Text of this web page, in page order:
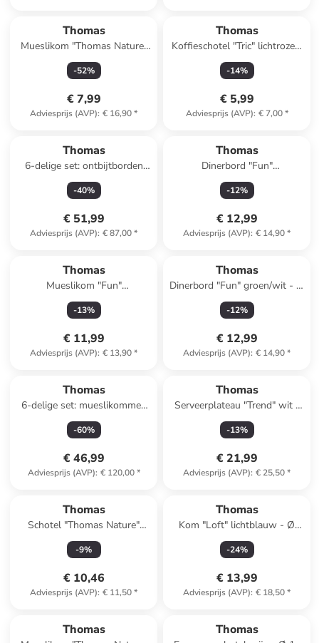
Thomas
Mueslikom "Thomas Nature"
groen - Ø 15 cm
-52%
€ 7,99
Adviesprijs (AVP): € 16,90*
Thomas
Koffieschotel "Tric" lichtroze -
Ø 15 cm
-14%
€ 5,99
Adviesprijs (AVP): € 7,00*
Thomas
6-delige set: ontbijtborden
"Trend" wit - (H)2,3 x Ø 22 cm
-40%
€ 51,99
Adviesprijs (AVP): € 87,00*
Thomas
Dinerbord "Fun"
lichtgrijs/groen - Ø 27 cm
-12%
€ 12,99
Adviesprijs (AVP): € 14,90*
Thomas
Mueslikom "Fun"
lichtgrijs/groen - Ø 15 cm
-13%
€ 11,99
Adviesprijs (AVP): € 13,90*
Thomas
Dinerbord "Fun" groen/wit - Ø
27 cm
-12%
€ 12,99
Adviesprijs (AVP): € 14,90*
Thomas
6-delige set: mueslikommen
"Trend" wit - (H)6,8 x Ø 16 cm
-60%
€ 46,99
Adviesprijs (AVP): € 120,00*
Thomas
Serveerplateau "Trend" wit -
(L)23 x (B)23 cm
-13%
€ 21,99
Adviesprijs (AVP): € 25,50*
Thomas
Schotel "Thomas Nature"
crème - Ø 16 cm
-9%
€ 10,46
Adviesprijs (AVP): € 11,50*
Thomas
Kom "Loft" lichtblauw - Ø
16,2 cm
-24%
€ 13,99
Adviesprijs (AVP): € 18,50*
Thomas Thomas